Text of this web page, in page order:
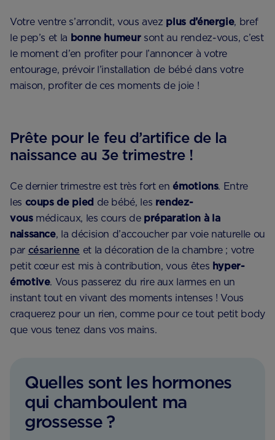
Votre ventre s’arrondit, vous avez plus d’énergie, bref
le pep’s et la bonne humeursont au rendez-vous, c’est
le moment d’en profiter pour l’annoncer à votre
entourage, prévoir l’installation de bébé dans votre
maison, profiter de ces moments de joie !
Prête pour le feu d’artifice de la
naissance au 3e trimestre !
Ce dernier trimestre est très fort enémotions. Entre
les coups de pied de bébé, les rendez-
vousmédicaux, les cours de préparation à la
naissance, la décision d’accoucher par voie naturelle ou
par césarienne et la décoration de la chambre ; votre
petit cœur est mis à contribution, vous êtes hyper-
émotive. Vous passerez du rire aux larmes en un
instant tout en vivant des moments intenses ! Vous
craquerez pour un rien, comme pour ce tout petit body
que vous tenez dans vos mains.
Quelles sont les hormones
qui chamboulent ma
grossesse ?